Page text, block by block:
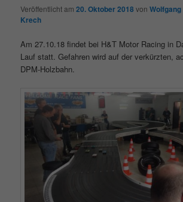
Veröffentlicht am20. Oktober 2018 vonWolfgang
Krech
Am 27.10.18 findet bei H&T Motor Racing in
Lauf statt. Gefahren wird auf der verkürzten,
DPM-Holzbahn.